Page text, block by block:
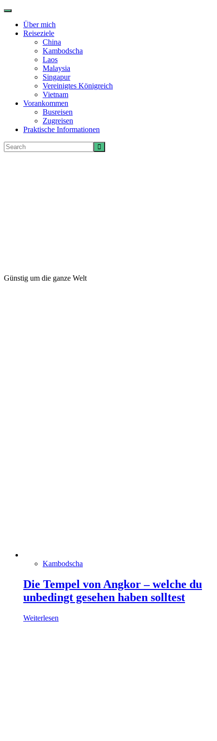
Toggle
navigationÜber mich
Reiseziele
China
Kambodscha
Laos
Malaysia
Singapur
Vereinigtes Königreich
Vietnam
Vorankommen
Busreisen
Zugreisen
Praktische Informationen
Günstig um die ganze Welt
Kambodscha
Die Tempel von Angkor – welche du
unbedingt gesehen haben solltest
Weiterlesen